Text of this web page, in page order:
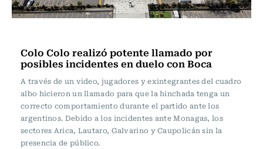
Colo Colo realizó potente llamado por
posibles incidentes en duelo con Boca
A través de un video, jugadores y exintegrantes del cuadro
albo hicieron un llamado para que la hinchada tenga un
correcto comportamiento durante el partido ante los
argentinos. Debido a los incidentes ante Monagas, los
sectores Arica, Lautaro, Galvarino y Caupolicán sin la
presencia de público.